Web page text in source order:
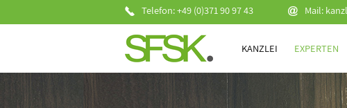
Telefon: +49 (0)371 90 97 43 Mail:
KANZLEI EXPERTEN